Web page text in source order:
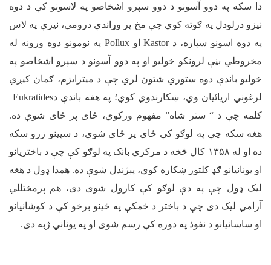
دا سکه په دوو آسونو د دوو سپرو اشخاصو په لاسونو کې د دوه
نیزو درلودل په ګوته کوي چې مخ پر وړاندې درومي، نیزې په لاس
په دوه اسونو سپاره، د Kastor او Pollux په نومونو دوه ورونه له
مخروطي بڼې لرونکو خولیو او په دوو آسونو د سپرو اشخاصو په
خولیو باندې دوه ستوري شتون لري چې د میترایزم، ګمان کیږي
لرغوني اريائیان وي، ښکارندوي کوي؛ په هغه باندې دEukratides
کلمه چې د “ ستر شاه” مفهوم ورکوي، ځای پر ځای شوې ده.
هغه سکه چې په لوګو کې ځای پر ځای شوې، د سپینو زرو سکه
ده او له ۱۳۵۸ کال څخه د مرکزي بانک په لوګو کې چې د باختريانو
او یونانيانو ګډ کلتور ښکاره کوي، پېژندل شوې ده. همدا ډول د هغه
لیک ډول چې په دې لوګو کې کارول شوی دی، هم پرمختللي
آرامي لیک دی چې د باختر د ځمکې په ځینو برخو کې د کوشانیانو
او ساسانیانو د نفوذ په دوره کې رسم شوی او په یوناني ژبه دی.